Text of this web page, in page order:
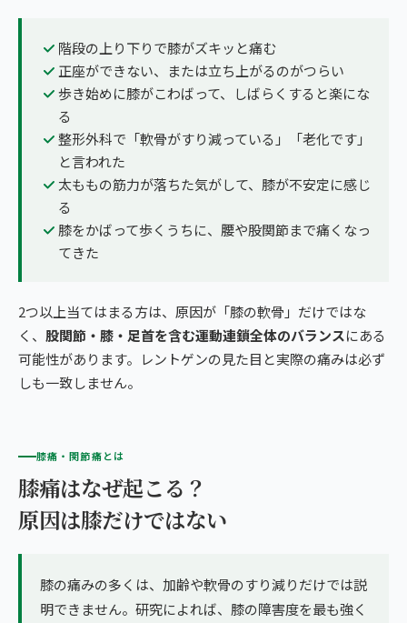
階段の上り下りで膝がズキッと痛む
正座ができない、または立ち上がるのがつらい
歩き始めに膝がこわばって、しばらくすると楽にな
る
整形外科で「軟骨がすり減っている」「老化です」
と言われた
太ももの筋力が落ちた気がして、膝が不安定に感じ
る
膝をかばって歩くうちに、腰や股関節まで痛くなっ
てきた
2つ以上当てはまる方は、原因が「膝の軟骨」だけではな
く、 股関節・膝・足首を含む運動連鎖全体のバランスにある
可能性があります。レントゲンの見た目と実際の痛みは必ず
しも一致しません。
膝痛・関節痛とは
膝痛はなぜ起こる？
原因は膝だけではない
膝の痛みの多くは、加齢や軟骨のすり減りだけでは説
明できません。研究によれば、膝の障害度を最も強く